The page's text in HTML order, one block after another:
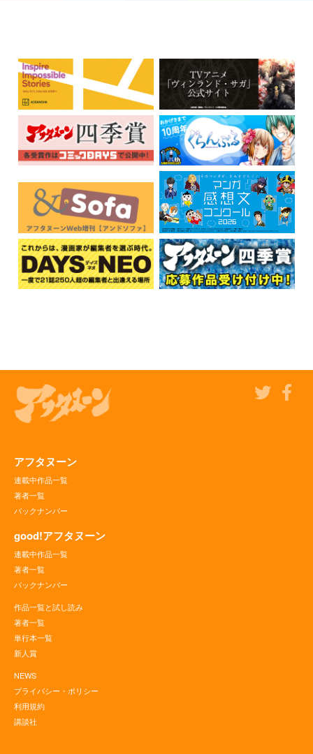
アフタヌーン
連載中作品一覧
著者一覧
バックナンバー
good!アフタヌーン
連載中作品一覧
著者一覧
バックナンバー
作品一覧と試し読み
著者一覧
単行本一覧
新人賞
NEWS
プライバシー・ポリシー
利用規約
講談社